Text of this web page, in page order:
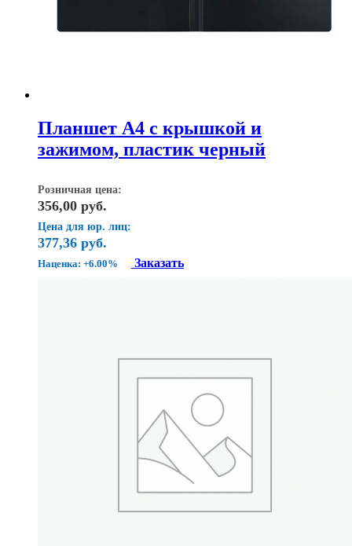
Планшет А4 с крышкой и
зажимом, пластик черный
Розничная цена:
356,00 руб.
Цена для юр. лиц:
377,36 руб.
Наценка: +6.00% Заказать